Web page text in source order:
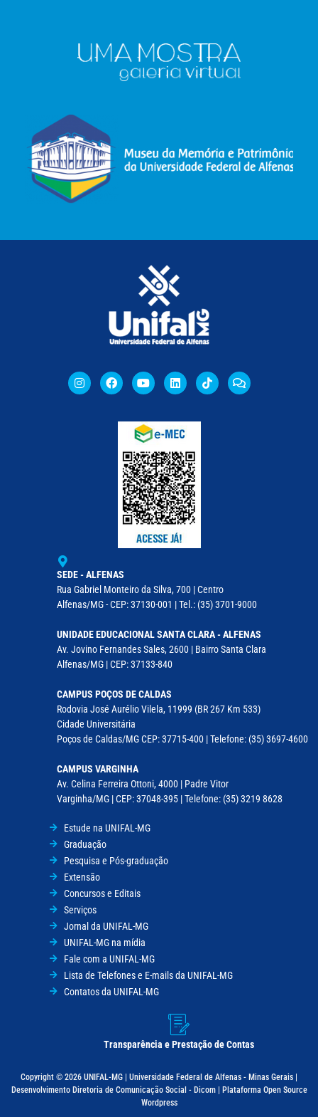
SEDE - ALFENAS
Rua Gabriel Monteiro da Silva, 700 | Centro
Alfenas/MG - CEP: 37130-001 | Tel.: (35) 3701-9000
UNIDADE EDUCACIONAL SANTA CLARA - ALFENAS
Av. Jovino Fernandes Sales, 2600 | Bairro Santa Clara
Alfenas/MG | CEP: 37133-840
CAMPUS POÇOS DE CALDAS
Rodovia José Aurélio Vilela, 11999 (BR 267 Km 533)
Cidade Universitária
Poços de Caldas/MG CEP: 37715-400 | Telefone: (35) 3697-4600
CAMPUS VARGINHA
Av. Celina Ferreira Ottoni, 4000 | Padre Vitor
Varginha/MG | CEP: 37048-395 | Telefone: (35) 3219 8628
Estude na UNIFAL-MG
Graduação
Pesquisa e Pós-graduação
Extensão
Concursos e Editais
Serviços
Jornal da UNIFAL-MG
UNIFAL-MG na mídia
Fale com a UNIFAL-MG
Lista de Telefones e E-mails da UNIFAL-MG
Contatos da UNIFAL-MG
Transparência e Prestação de Contas
Copyright © 2026 UNIFAL-MG | Universidade Federal de Alfenas - Minas Gerais |
Desenvolvimento Diretoria de Comunicação Social - Dicom | Plataforma Open Source
Wordpress